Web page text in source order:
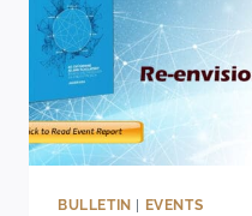
BULLETIN EVENTS